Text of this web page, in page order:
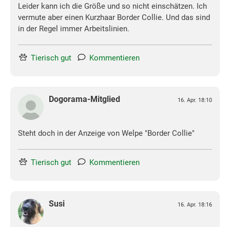
Leider kann ich die Größe und so nicht einschätzen. Ich
vermute aber einen Kurzhaar Border Collie. Und das sind
in der Regel immer Arbeitslinien.
Tierisch gut Kommentieren
Dogorama-Mitglied 16. Apr. 18:10
Steht doch in der Anzeige von Welpe "Border Collie"
Tierisch gut Kommentieren
Susi 16. Apr. 18:16